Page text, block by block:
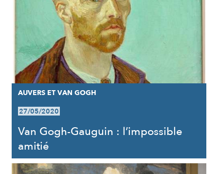
AUVERS ET VAN GOGH
27/05/2020
Van Gogh-Gauguin : l’impossible
amitié